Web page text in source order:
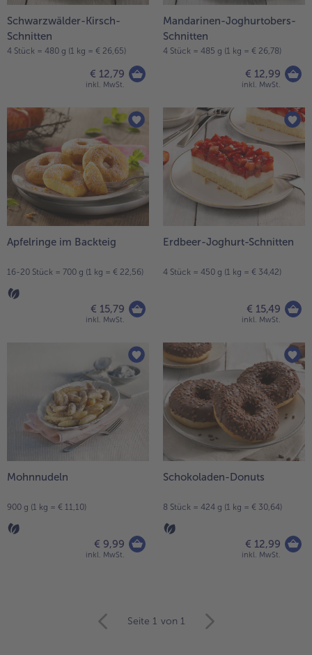
Schwarzwälder-Kirsch-
Schnitten
4 Stück = 480 g (1 kg = € 26,65)
€ 12,79
inkl. MwSt.
Mandarinen-Joghurtobers-
Schnitten
4 Stück = 485 g (1 kg = € 26,78)
€ 12,99
inkl. MwSt.
Apfelringe im Backteig
16-20 Stück = 700 g (1 kg = € 22,56)
€ 15,79
inkl. MwSt.
Erdbeer-Joghurt-Schnitten
4 Stück = 450 g (1 kg = € 34,42)
€ 15,49
inkl. MwSt.
Mohnnudeln
900 g (1 kg = € 11,10)
€ 9,99
inkl. MwSt.
Schokoladen-Donuts
8 Stück = 424 g (1 kg = € 30,64)
€ 12,99
inkl. MwSt.
Seite 1 von 1